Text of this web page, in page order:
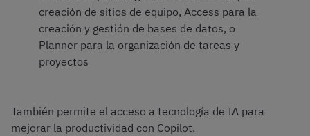
creación de sitios de equipo, Access para la
creación y gestión de bases de datos, o
Planner para la organización de tareas y
proyectos
También permite el acceso a tecnología de IA para
mejorar la productividad con Copilot.